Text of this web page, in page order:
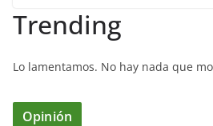
Trending
Lo lamentamos. No hay nada que
Opinión